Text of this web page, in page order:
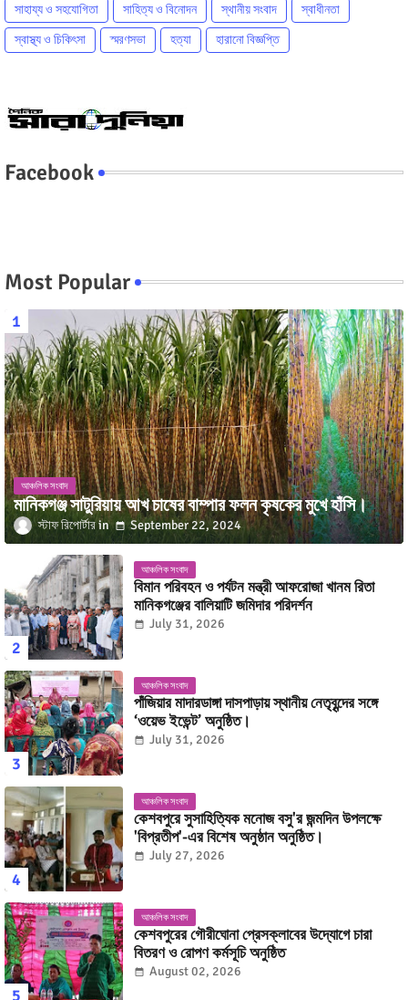
সাহায্য ও সহযোগিতা সাহিত্য ও বিনোদন স্থানীয় সংবাদ
স্বাধীনতা
স্বাস্থ্য ও চিকিৎসা
স্মরণসভা হত্যা হারানো বিজ্ঞপ্তি
Facebook
Most Popular
আঞ্চলিক সংবাদ
মানিকগঞ্জ সাটুরিয়ায় আখ চাষের বাম্পার ফলন কৃষকের মুখে হাঁসি।
স্টাফ রিপোর্টার September 22, 2024
আঞ্চলিক সংবাদ
বিমান পরিবহন ও পর্যটন মন্ত্রী আফরোজা খানম রিতা
মানিকগঞ্জের বালিয়াটি জমিদার পরিদর্শন
July 31, 2026
আঞ্চলিক সংবাদ
পাঁজিয়ার মাদারডাঙ্গা দাসপাড়ায় স্থানীয় নেতৃবৃন্দের সঙ্গে
‘ওয়েভ ইভেন্ট’ অনুষ্ঠিত।
July 31, 2026
আঞ্চলিক সংবাদ
কেশবপুরে সুসাহিত্যিক মনোজ বসু'র জন্মদিন উপলক্ষে
'বিপ্রতীপ'-এর বিশেষ অনুষ্ঠান অনুষ্ঠিত।
July 27, 2026
আঞ্চলিক সংবাদ
কেশবপুরের গৌরীঘোনা প্রেসক্লাবের উদ্যোগে চারা
বিতরণ ও রোপণ কর্মসূচি অনুষ্ঠিত
August 02, 2026